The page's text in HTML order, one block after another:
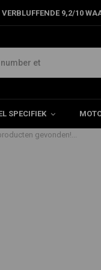
9,2/10
SPECIFIEK
gevonden!...